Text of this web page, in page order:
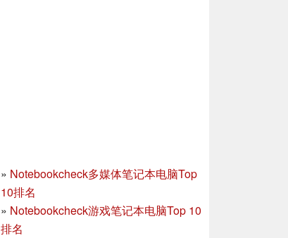
» Notebookcheck多媒体笔记本电脑Top
10排名
» Notebookcheck游戏笔记本电脑Top 10
排名